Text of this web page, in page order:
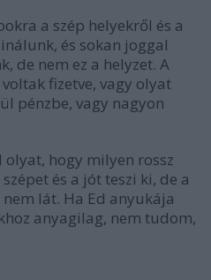
a szép helyekről és a
és sokan joggal
de nem ez a helyzet. A
fizetve, vagy olyat
pénzbe, vagy nagyon
olyat, hogy milyen rossz
és a jót teszi ki, de a
lát. Ha Ed anyukája
anyagilag, nem tudom,